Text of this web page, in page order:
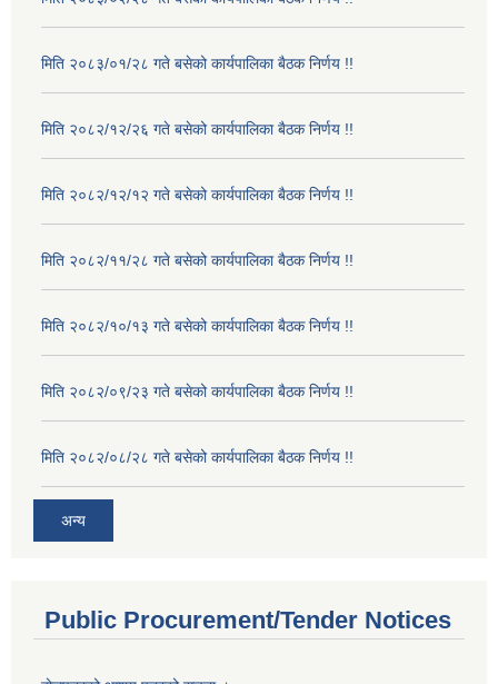
मिति २०८३/०१/२८ गते बसेको कार्यपालिका बैठक निर्णय !!
मिति २०८२/१२/२६ गते बसेको कार्यपालिका बैठक निर्णय !!
मिति २०८२/१२/१२ गते बसेको कार्यपालिका बैठक निर्णय !!
मिति २०८२/११/२८ गते बसेको कार्यपालिका बैठक निर्णय !!
मिति २०८२/१०/१३ गते बसेको कार्यपालिका बैठक निर्णय !!
मिति २०८२/०९/२३ गते बसेको कार्यपालिका बैठक निर्णय !!
मिति २०८२/०८/२८ गते बसेको कार्यपालिका बैठक निर्णय !!
अन्य
Public Procurement/Tender Notices